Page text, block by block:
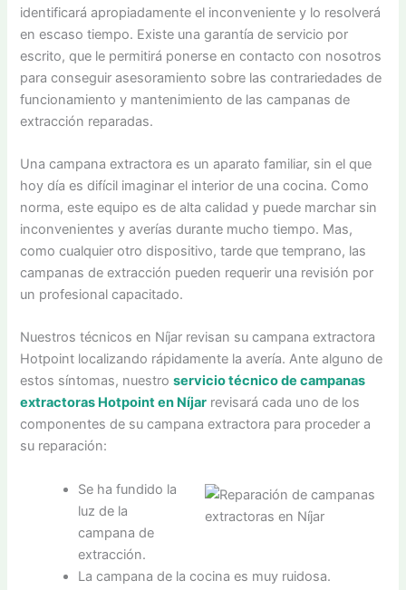
identificará apropiadamente el inconveniente y lo resolverá
en escaso tiempo. Existe una garantía de servicio por
escrito, que le permitirá ponerse en contacto con nosotros
para conseguir asesoramiento sobre las contrariedades de
funcionamiento y mantenimiento de las campanas de
extracción reparadas.
Una campana extractora es un aparato familiar, sin el que
hoy día es difícil imaginar el interior de una cocina. Como
norma, este equipo es de alta calidad y puede marchar sin
inconvenientes y averías durante mucho tiempo. Mas,
como cualquier otro dispositivo, tarde que temprano, las
campanas de extracción pueden requerir una revisión por
un profesional capacitado.
Nuestros técnicos en Níjar revisan su campana extractora
Hotpoint localizando rápidamente la avería. Ante alguno de
estos síntomas, nuestroservicio técnico de campanas
extractoras Hotpoint en Níjar revisará cada uno de los
componentes de su campana extractora para proceder a
su reparación:
Se ha fundido la
luz de la
campana de
extracción.
La campana de la cocina es muy ruidosa.